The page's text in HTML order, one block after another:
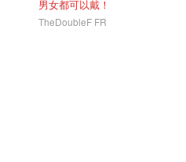
男女都可以戴！
TheDoubleF FR